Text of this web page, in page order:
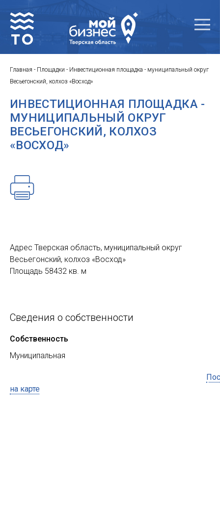
Главная - Площадки - Инвестиционная площадка - муниципальный округ
Весьегонский, колхоз «Восход»
ИНВЕСТИЦИОННАЯ ПЛОЩАДКА -
МУНИЦИПАЛЬНЫЙ ОКРУГ
ВЕСЬЕГОНСКИЙ, КОЛХОЗ
«ВОСХОД»
Адрес Тверская область, муниципальный округ
Весьегонский, колхоз «Восход»
Площадь 58432 кв. м
Сведения о собственности
Собственность
Муниципальная
на карте